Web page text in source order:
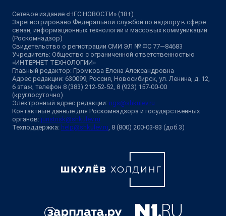
Сетевое издание «НГС.НОВОСТИ» (18+)
Зарегистрировано Федеральной службой по надзору в сфере
связи, информационных технологий и массовых коммуникаций
(Роскомнадзор)
Свидетельство о регистрации СМИ ЭЛ № ФС 77—84683
Учредитель: Общество с ограниченной ответственностью
«ИНТЕРНЕТ ТЕХНОЛОГИИ»
Главный редактор: Громкова Елена Александровна
Адрес редакции: 630099, Россия, Новосибирск, ул. Ленина, д. 12,
6 этаж, телефон 8 (383) 212-52-52, 8 (923) 157-00-00
(круглосуточно)
Электронный адрес редакции: ngs@shkulev.ru
Контактные данные для Роскомнадзора и государственных
органов: juristnsk@shkulev.ru
Техподдержка: help@shkulev.ru, 8 (800) 200-03-83 (доб.3)